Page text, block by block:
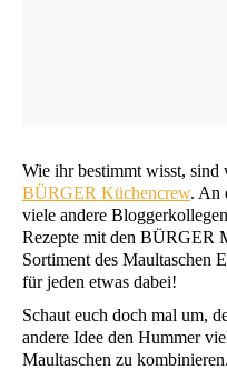
Wie ihr bestimmt wisst,
BÜRGER Küchen­crew. An
vie­le ande­re
Rezep­te mit den BÜRGER
Sor­ti­ment des Maul­ta­schen
für jeden etwas dabei!
Schaut euch doch mal um,
ande­re Idee den Hum­mer
Maul­ta­schen zu kombinieren.